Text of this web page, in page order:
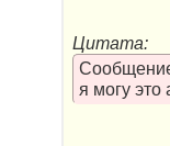
Цитата:
я могу это